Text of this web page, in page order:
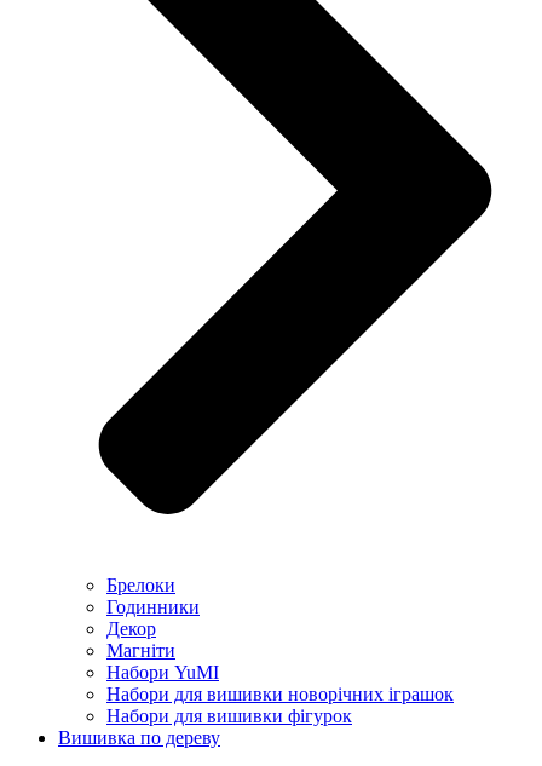
Брелоки
Годинники
Декор
Магніти
Набори YuMI
Набори для вишивки новорічних іграшок
Набори для вишивки фігурок
Вишивка по дереву